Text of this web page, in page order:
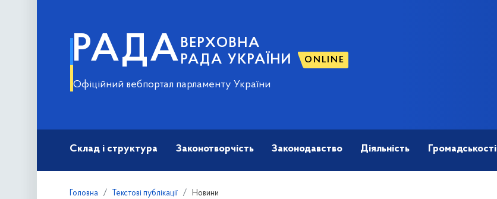
РАДА ВЕРХОВНА
РАДА УКРАЇНИ
ONLINE
Офіційний вебпортал парламенту України
Склад і структура Законотворчість Законодавство Діяльність Громадськості
Головна Текстові публікації Новини